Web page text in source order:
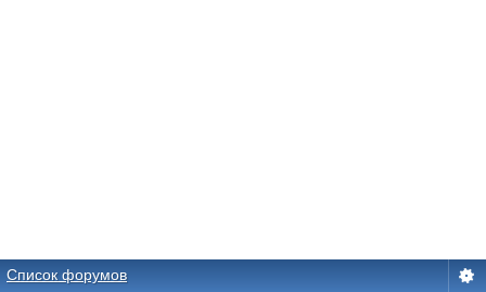
Список форумов